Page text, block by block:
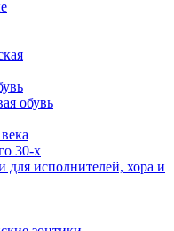
обувь
30-х
для исполнителей, хора и